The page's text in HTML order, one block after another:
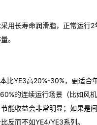
用长寿命润滑脂，正常运行2
。
比YE3高20%-30%，更适合
的连续运行场景（比如风
能收益会非常明显；如果是
反而不如YE4/YE3系列。